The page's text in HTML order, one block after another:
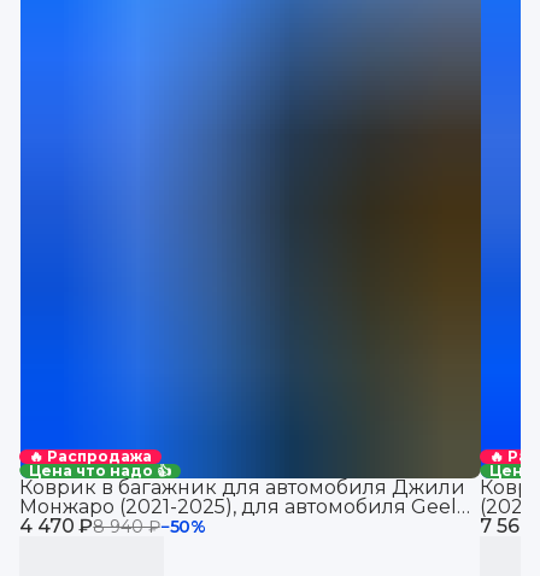
🔥 Распродажа
Цена что надо 👍
4 470 ₽8 940 ₽−50%
Коврик в багажник для автомобиля Джили
Монжаро (2021-2025), для автомобиля Geely
Monjaro, EVA 3D
🔥
Цена
7 560